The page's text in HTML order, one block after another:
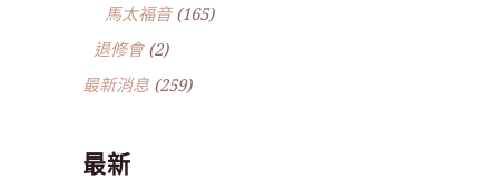
馬太福音(165)
退修會(2)
最新消息 (259)
最新